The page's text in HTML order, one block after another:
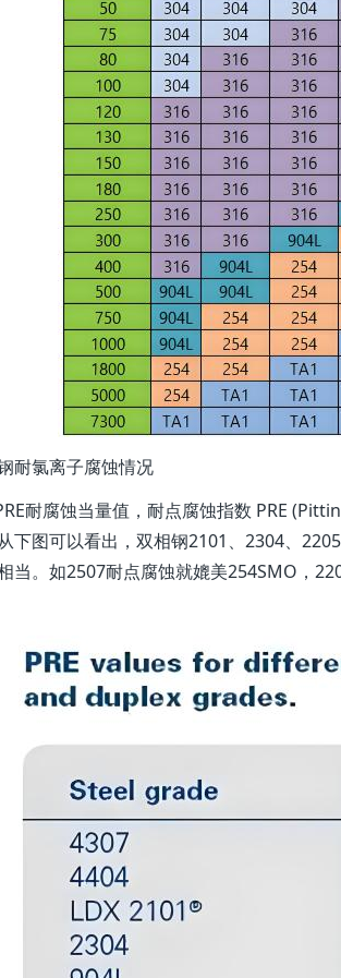
耐氯离子腐蚀情况
耐腐蚀当量值，耐点腐蚀指数 PRE
下图可以看出，双相钢2101、2304、
当。如2507耐点腐蚀就媲美254SMO，